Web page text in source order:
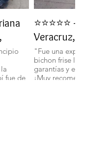
fue de
⭐⭐⭐⭐⭐ -
Veracruz,
"Fue una experiencia
bichon frise llegó con
garantías y en perfecto
¡Muy recomendados!".